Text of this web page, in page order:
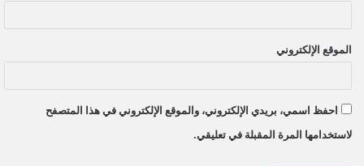
الموقع الإلكتروني
احفظ اسمي، بريدي الإلكتروني، والموقع الإلكتروني في هذا المتصفح
لاستخدامها المرة المقبلة في تعليقي.